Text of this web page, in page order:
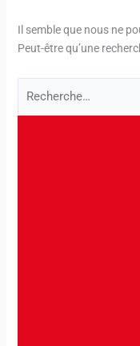
Il semble que nous ne
Peut-être qu’une